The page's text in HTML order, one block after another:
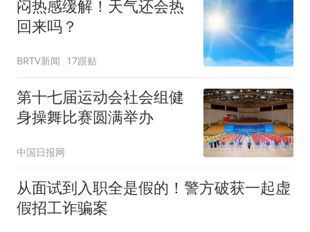
闷热感缓解！天气还会热
回来吗？
BRTV新闻 17跟贴
第十七届运动会社会组健
身操舞比赛圆满举办
中国日报网
从面试到入职全是假的！警方破获一起虚
假招工诈骗案